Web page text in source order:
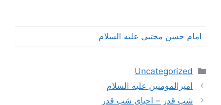
امام حسن مجتبی علیه السلام
دسته‌ها
Uncategorized
ناوبری
نوشته‌ها
امیرالمومنین علیه السلام
شب قدر – احیای شب قدر